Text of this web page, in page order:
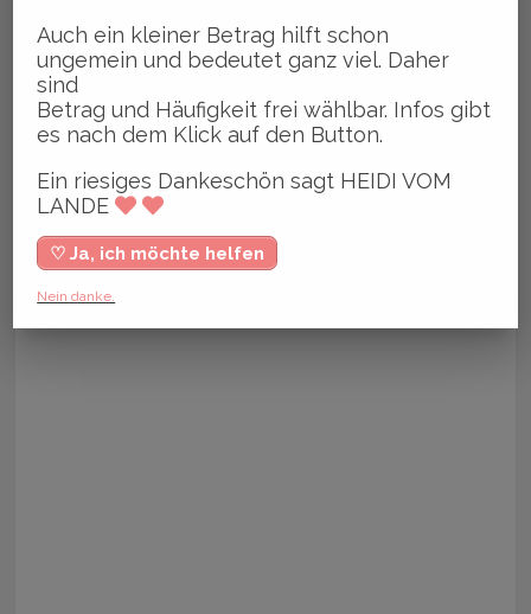
Auch ein kleiner Betrag hilft schon
ungemein und bedeutet ganz viel. Daher
sind
Betrag und Häufigkeit frei wählbar. Infos gibt
es nach dem Klick auf den Button.
Ein riesiges Dankeschön sagt HEIDI VOM
LANDE
♡ Ja, ich möchte helfen
Nein danke.